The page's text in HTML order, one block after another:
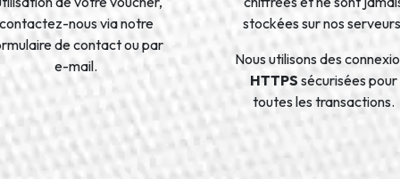
nous via notre
de contact ou par
e-mail.
stockées sur nos
Nous utilisons des
HTTPS sécurisées pour
toutes les transactions.